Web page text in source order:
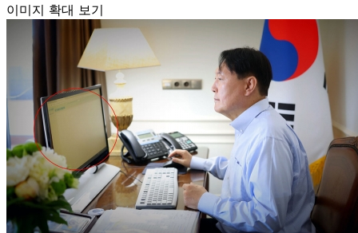
이미지 확대 보기